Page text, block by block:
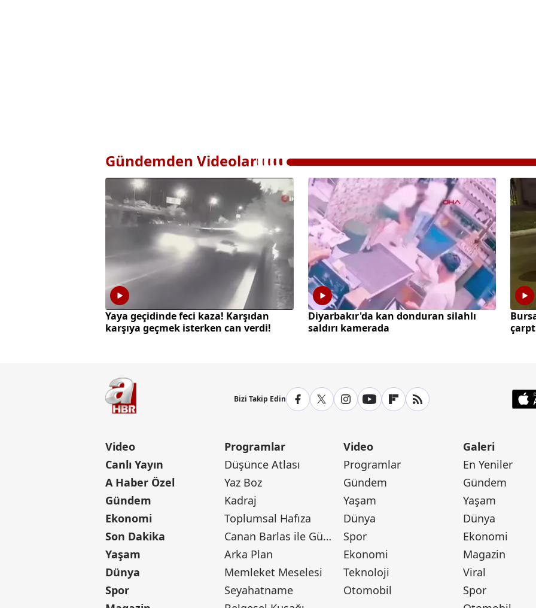
Gündemden Videolar
Yaya geçidinde feci kaza! Karşıdan
karşıya geçmek isterken can verdi!
Diyarbakır'da kan donduran silahlı
saldırı kamerada
Bizi Takip Edin
Video
Canlı Yayın
A Haber Özel
Gündem
Ekonomi
Son Dakika
Yaşam
Dünya
Spor
Programlar
Düşünce Atlası
Yaz Boz
Kadraj
Toplumsal Hafıza
Canan Barlas ile Gündem
Arka Plan
Memleket Meselesi
Seyahatname
Video
Programlar
Gündem
Yaşam
Dünya
Spor
Ekonomi
Teknoloji
Otomobil
Galeri
En Yeniler
Gündem
Yaşam
Dünya
Ekonomi
Magazin
Viral
Spor